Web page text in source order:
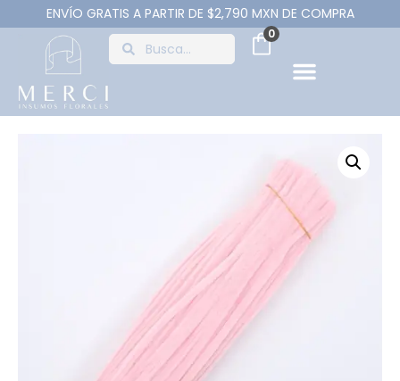
ENVÍO GRATIS A PARTIR DE $2,790 MXN DE COMPRA
0